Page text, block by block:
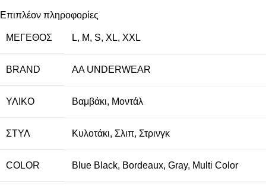
Επιπλέον πληροφορίες
ΜΈΓΕΘΟΣ L, M, S, XL, XXL
BRAND AA UNDERWEAR
ΥΛΙΚΌ Βαμβάκι, Μοντάλ
ΣΤΥΛ Κυλοτάκι, Σλιπ, Στρινγκ
COLOR Blue Black, Bordeaux, Gray, Multi Color